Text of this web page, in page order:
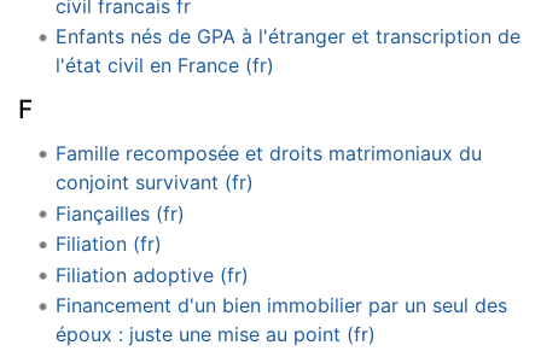
civil francais fr
Enfants nés de GPA à l'étranger et transcription de
l'état civil en France (fr)
F
Famille recomposée et droits matrimoniaux du
conjoint survivant (fr)
Fiançailles (fr)
Filiation (fr)
Filiation adoptive (fr)
Financement d'un bien immobilier par un seul des
époux : juste une mise au point (fr)